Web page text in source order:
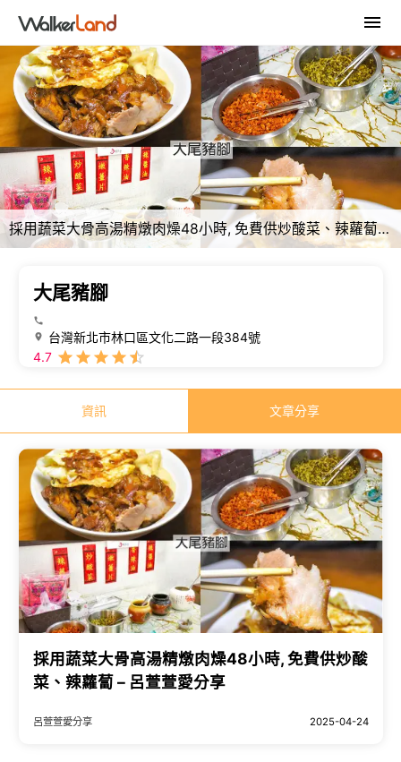
採用蔬菜大骨高湯精燉肉燥48小時, 免費供炒酸菜、辣蘿蔔 – 呂萱萱愛分享
大尾豬腳
台灣新北市林口區文化二路一段384號
4.7
資訊 文章分享
採用蔬菜大骨高湯精燉肉燥48小時, 免費供炒酸
菜、辣蘿蔔 – 呂萱萱愛分享
呂萱萱愛分享 2025-04-24